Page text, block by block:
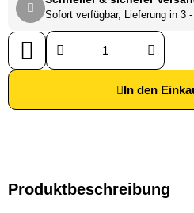
Sofort verfügbar, Lieferung in 3
In den
Produktbeschreibung